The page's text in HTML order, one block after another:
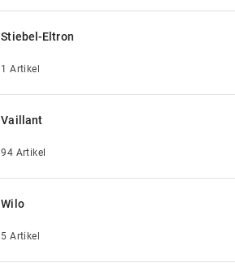
Stiebel-Eltron
1 Artikel
Vaillant
94 Artikel
Wilo
5 Artikel